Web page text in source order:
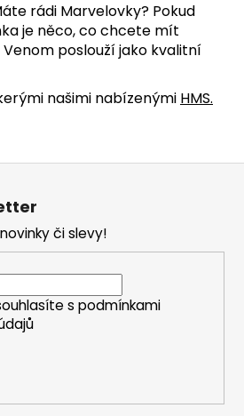
rádi Marvelovky? Pokud
je něco, co chcete mít
poslouží jako kvalitní
našimi nabízenými HMS.
či slevy!
s podmínkami